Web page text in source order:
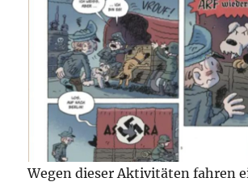
Wegen dieser Aktivitäten fahren